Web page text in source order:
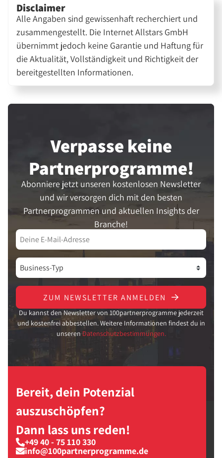
Disclaimer
Alle Angaben sind gewissenhaft recherchiert und
zusammengestellt. Die Internet Allstars GmbH
übernimmt jedoch keine Garantie und Haftung für
die Aktualität, Vollständigkeit und Richtigkeit der
bereitgestellten Informationen.
Verpasse keine
Partner­programme!
Abonniere jetzt unseren kostenlosen Newsletter
und wir versorgen dich mit den besten
Partnerprogrammen und aktuellen Insights der
Branche!
ZUM NEWSLETTER ANMELDEN
Du kannst den Newsletter von 100partnerprogramme jederzeit
und kostenfrei abbestellen. Weitere Informationen findest du in
unseren Datenschutzbestimmungen.
Bereit, dein Potenzial
auszuschöpfen?
Dann lass uns reden!
+49 40 - 75 110 330
info@100partnerprogramme.de